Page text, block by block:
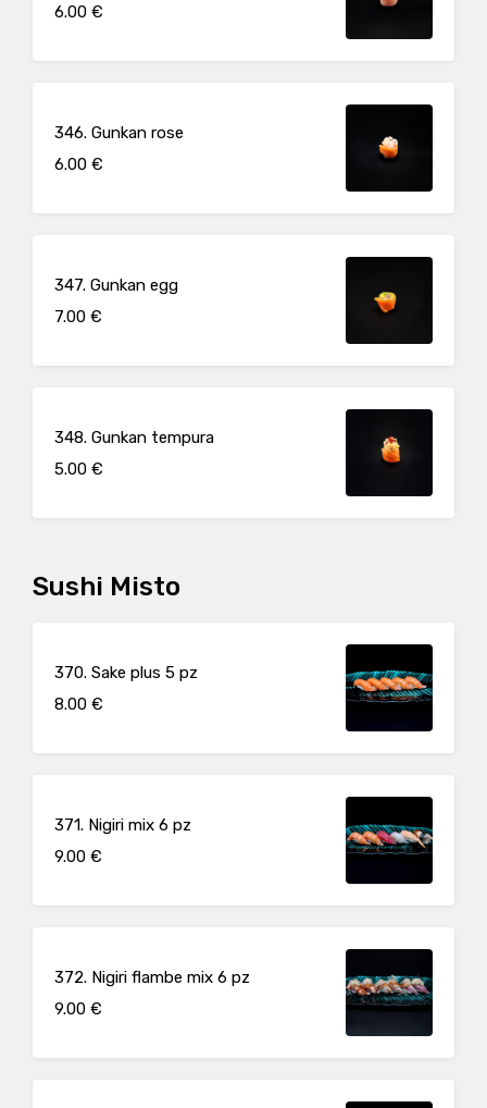
6.00 €
346. Gunkan rose
6.00 €
347. Gunkan egg
7.00 €
348. Gunkan tempura
5.00 €
Sushi Misto
370. Sake plus 5 pz
8.00 €
371. Nigiri mix 6 pz
9.00 €
372. Nigiri flambe mix 6 pz
9.00 €